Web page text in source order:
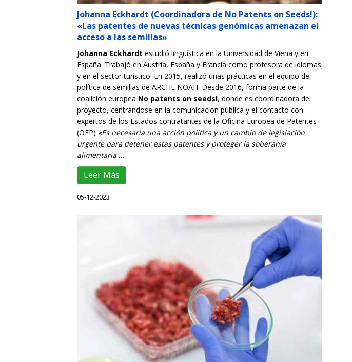
Johanna Eckhardt (Coordinadora de No Patents on Seeds!):
«Las patentes de nuevas técnicas genómicas amenazan el
acceso a las semillas»
Johanna Eckhardt estudió lingüística en la Universidad de Viena y en
España. Trabajó en Austria, España y Francia como profesora de idiomas
y en el sector turístico. En 2015, realizó unas prácticas en el equipo de
política de semillas de ARCHE NOAH. Desde 2016, forma parte de la
coalición europea No patents on seeds!, donde es coordinadora del
proyecto, centrándose en la comunicación pública y el contacto con
expertos de los Estados contratantes de la Oficina Europea de Patentes
(OEP) «Es necesaria una acción política y un cambio de legislación
urgente para detener estas patentes y proteger la soberanía
alimentaria ...
Leer Más
05-12-2023